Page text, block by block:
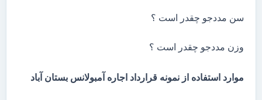
سن مددجو چقدر است ؟
وزن مددجو چقدر است ؟
موارد استفاده از نمونه قرارداد اجاره آمبولانس بستان آباد